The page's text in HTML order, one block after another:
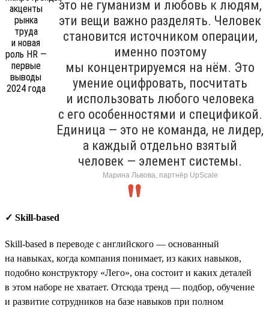
это не гуманизм и любовь к людям,
эти вещи важно разделять. Человек
становится источником операции,
именно поэтому
мы концентрируемся на нём. Это
умение оцифровать, посчитать
и использовать любого человека
с его особенностями и спецификой.
Единица — это не команда, не лидер,
а каждый отдельно взятый
человек — элемент системы.
Марина Львова, партнёр UpScale
✓ Skill-based
Skill-based в переводе с английского — основанный
на навыках, когда компания понимает, из каких навыков,
подобно конструктору «Лего», она состоит и каких деталей
в этом наборе не хватает. Отсюда тренд — подбор, обучение
и развитие сотрудников на базе навыков при полном